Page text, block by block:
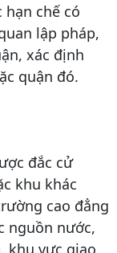
chế có
lập pháp,
xác định
quận đó.
đắc cử
khu khác
cao đẳng
nguồn nước,
khu vực giao